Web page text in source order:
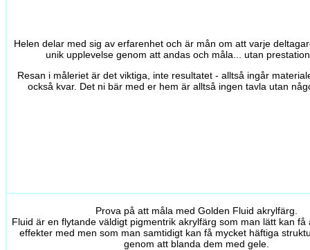
Helen delar med sig av erfarenhet och är mån om att varje
unik upplevelse genom att andas och måla... utan
Resan i måleriet är det viktiga, inte resultatet - alltså ingår
också kvar. Det ni bär med er hem är alltså ingen tavla utan
Prova på att måla med Golden Fluid akrylfärg.
Fluid är en flytande väldigt pigmentrik akrylfärg som man lätt kan få
effekter med men som man samtidigt kan få mycket häftiga
genom att blanda dem med gele.